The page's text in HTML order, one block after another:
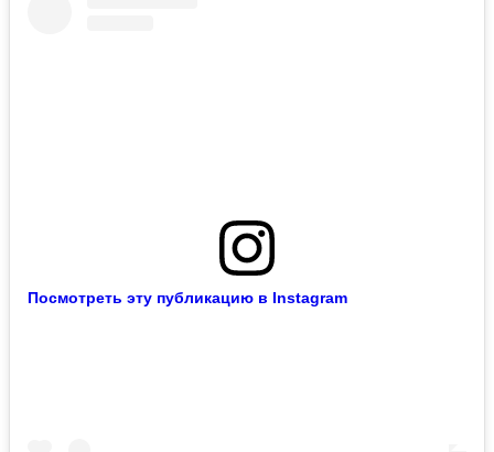
Посмотреть эту публикацию в Instagram